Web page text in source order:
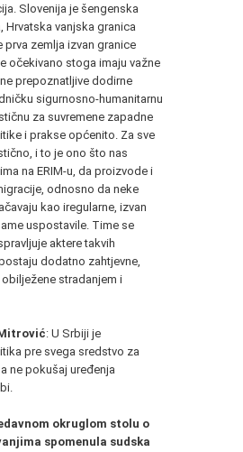
Slovenija je šengenska
Hrvatska vanjska granica
prva zemlja izvan granice
očekivano stoga imaju važne
prepoznatljive dodirne
sigurnosno-humanitarnu
za suvremene zapadne
i prakse općenito. Za sve
i to je ono što nas
na ERIM-u, da proizvode i
odnosno da neke
kao iregularne, izvan
uspostavile. Time se
aktere takvih
dodatno zahtjevne,
stradanjem i
: U Srbiji je
pre svega sredstvo za
ne pokušaj uređenja
okruglom stolu o
spomenula sudska